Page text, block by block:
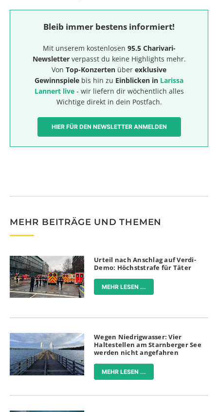
Bleib immer bestens informiert!
Mit unserem kostenlosen 95.5 Charivari-
Newsletterverpasst du keine Highlights mehr.
Von Top-Konzerten über exklusive
Gewinnspiele bis hin zu Einblicken in Larissa
Lannert live- wir liefern dir wöchentlich alles
Wichtige direkt in dein Postfach.
HIER FÜR DEN NEWSLETTER ANMELDEN
MEHR BEITRÄGE UND THEMEN
Urteil nach Anschlag auf Verdi-
Demo: Höchststrafe für Täter
MEHR LESEN ...
Wegen Niedrigwasser: Vier
Haltestellen am Starnberger See
werden nicht angefahren
MEHR LESEN ...